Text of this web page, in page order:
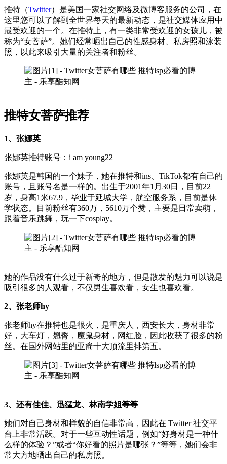
推特（Twitter）是美国一家社交网络及微博客服务的公司，在
这里您可以了解到全世界每天的最新动态，是社交媒体应用中
最受欢迎的一个。在推特上，有一类非常受欢迎的女孩儿，被
称为“女菩萨”。她们经常晒出自己的性感身材、私房照和泳装
照，以此来吸引大量的关注者和粉丝。
推特女菩萨推荐
1、张娜英
张娜英推特账号：i am young22
张娜英是韩国的一个妹子，她在推特和ins、TikTok都有自己的
账号，且账号名是一样的。出生于2001年1月30日，目前22
岁，身高1米67.9，毕业于延城大学，航空服务系，目前是休
学状态。目前粉丝有360万，5610万个赞，主要是日常卖萌，
跟着音乐跳舞，玩一下cosplay。
她的作品没有什么过于新奇的地方，但是散发的魅力可以说是
吸引很多的人观看，不仅男生喜欢看，女生也喜欢看。
2、张老师hy
张老师hy在推特也是很火，是重庆人，西安长大，身材非常
好，大车灯，翘臀，魔鬼身材，网红脸，因此收获了很多的粉
丝。在国外网站里的亚裔十大顶流里排第五。
3、还有佳佳、迅猛龙、林南学姐等等
她们对自己身材和样貌的自信非常高，因此在 Twitter 社交平
台上非常活跃。对于一些互动性话题，例如“好身材是一种什
么样的体验？”或者“你好看的照片是哪张？”等等，她们会非
常大方地晒出自己的私房照。